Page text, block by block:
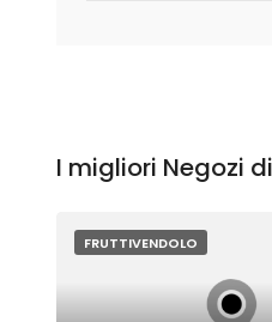
I migliori Negozi
FRUTTIVENDOLO